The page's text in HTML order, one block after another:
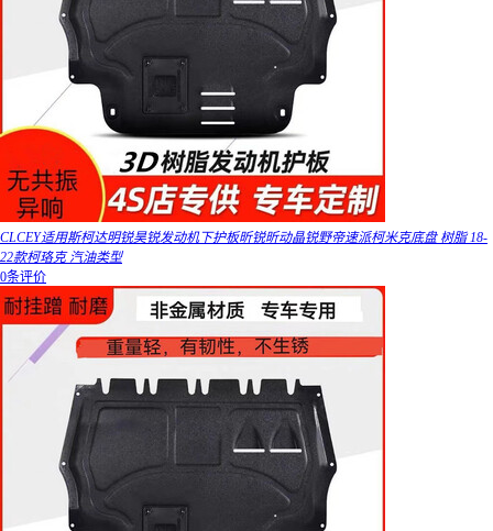
CLCEY适用斯柯达明锐昊锐发动机下护板昕锐昕动晶锐野帝速派柯米克底盘 树脂 18-
22款柯珞克 汽油类型
0条评价